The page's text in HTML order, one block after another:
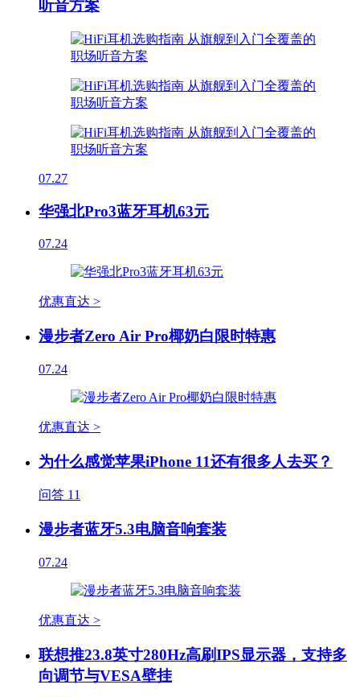
听音方案
07.27
华强北Pro3蓝牙耳机63元
07.24
优惠直达 >
漫步者Zero Air Pro椰奶白限时特惠
07.24
优惠直达 >
为什么感觉苹果iPhone 11还有很多人去买？
问答 11
漫步者蓝牙5.3电脑音响套装
07.24
优惠直达 >
联想推23.8英寸280Hz高刷IPS显示器，支持多
向调节与VESA壁挂